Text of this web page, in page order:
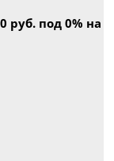
руб. под 0% на